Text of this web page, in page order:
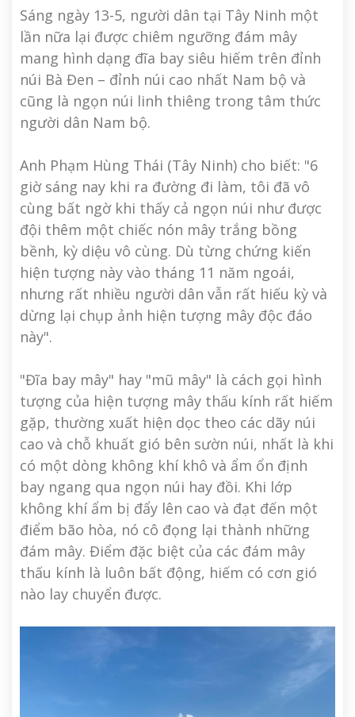
Sáng ngày 13-5, người dân tại Tây Ninh một
lần nữa lại được chiêm ngưỡng đám mây
mang hình dạng đĩa bay siêu hiếm trên đỉnh
núi Bà Đen – đỉnh núi cao nhất Nam bộ và
cũng là ngọn núi linh thiêng trong tâm thức
người dân Nam bộ.
Anh Phạm Hùng Thái (Tây Ninh) cho biết: "6
giờ sáng nay khi ra đường đi làm, tôi đã vô
cùng bất ngờ khi thấy cả ngọn núi như được
đội thêm một chiếc nón mây trắng bồng
bềnh, kỳ diệu vô cùng. Dù từng chứng kiến
hiện tượng này vào tháng 11 năm ngoái,
nhưng rất nhiều người dân vẫn rất hiếu kỳ và
dừng lại chụp ảnh hiện tượng mây độc đáo
này".
"Đĩa bay mây" hay "mũ mây" là cách gọi hình
tượng của hiện tượng mây thấu kính rất hiếm
gặp, thường xuất hiện dọc theo các dãy núi
cao và chỗ khuất gió bên sườn núi, nhất là khi
có một dòng không khí khô và ẩm ổn định
bay ngang qua ngọn núi hay đồi. Khi lớp
không khí ẩm bị đẩy lên cao và đạt đến một
điểm bão hòa, nó cô đọng lại thành những
đám mây. Điểm đặc biệt của các đám mây
thấu kính là luôn bất động, hiếm có cơn gió
nào lay chuyển được.